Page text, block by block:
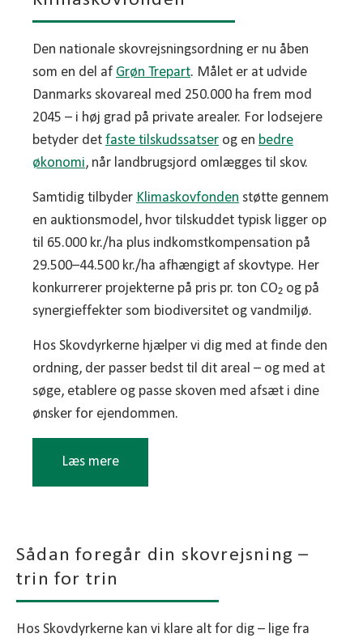
Den nationale skovrejsningsordning er nu åben
som en del af Grøn Trepart. Målet er at udvide
Danmarks skovareal med 250.000 ha frem mod
2045 – i høj grad på private arealer. For lodsejere
betyder det faste tilskudssatser og en bedre
økonomi, når landbrugsjord omlægges til skov.
Samtidig tilbyder Klimaskovfonden støtte gennem
en auktionsmodel, hvor tilskuddet typisk ligger op
til 65.000 kr./ha plus indkomstkompensation på
29.500–44.500 kr./ha afhængigt af skovtype. Her
konkurrerer projekterne på pris pr. ton CO₂ og på
synergieffekter som biodiversitet og vandmiljø.
Hos Skovdyrkerne hjælper vi dig med at finde den
ordning, der passer bedst til dit areal – og med at
søge, etablere og passe skoven med afsæt i dine
ønsker for ejendommen.
Læs mere
75.500 kr./ha i tilskud til ny skovrejsning
Tillæg på 15.000 kr./ha, hvis skoven etableres
som urørt skov (i alt 90.500 kr./ha)
Sådan foregår din skovrejsning –
trin for trin
Hos Skovdyrkerne kan vi klare alt for dig – lige fra